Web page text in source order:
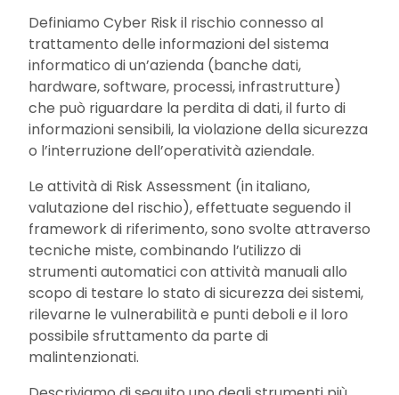
Definiamo Cyber Risk il rischio connesso al
trattamento delle informazioni del sistema
informatico di un’azienda (banche dati,
hardware, software, processi, infrastrutture)
che può riguardare la perdita di dati, il furto di
informazioni sensibili, la violazione della sicurezza
o l’interruzione dell’operatività aziendale.
Le attività di Risk Assessment (in italiano,
valutazione del rischio), effettuate seguendo il
framework di riferimento, sono svolte attraverso
tecniche miste, combinando l’utilizzo di
strumenti automatici con attività manuali allo
scopo di testare lo stato di sicurezza dei sistemi,
rilevarne le vulnerabilità e punti deboli e il loro
possibile sfruttamento da parte di
malintenzionati.